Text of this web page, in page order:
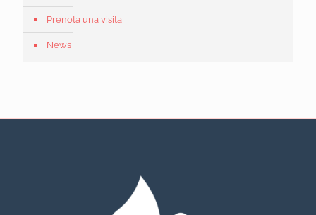
Prenota una visita
News